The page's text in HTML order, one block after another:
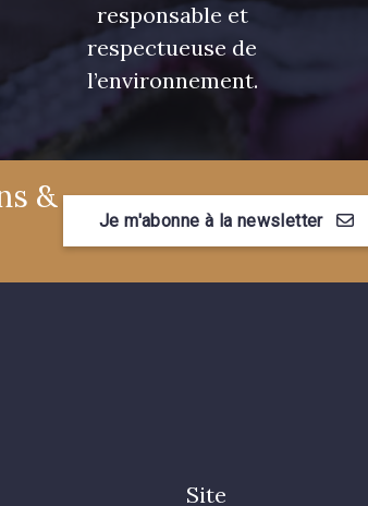
responsable et
respectueuse de
l’environnement.
&
Je m'abonne à la newsletter
Site